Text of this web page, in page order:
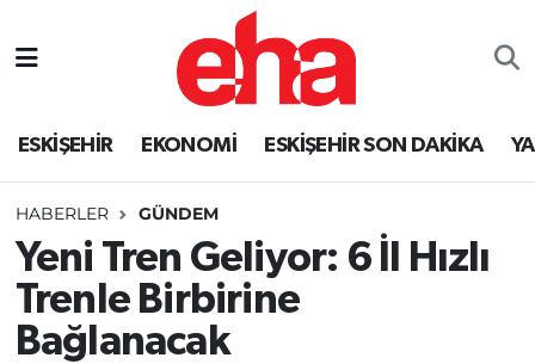
ESKİŞEHİR EKONOMİ ESKİŞEHİR SON DAKİKA
HABERLER GÜNDEM
Yeni Tren Geliyor: 6 İl Hızlı
Trenle Birbirine
Bağlanacak